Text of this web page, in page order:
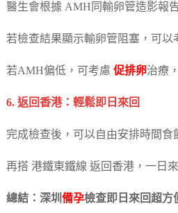
醫生會根據 AMH同輸卵管造影報
若檢查結果顯示輸卵管阻塞，可以
若AMH偏低，可考慮 促排卵治療
6. 返回香港：輕鬆即日來回
完成檢查後，可以自由安排時間食
再搭 港鐵東鐵線 返回香港，一日
總結：深圳 備孕檢查即日來回超方